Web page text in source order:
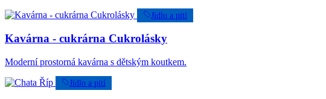
Jídlo a pití
Kavárna - cukrárna Cukrolásky
Moderní prostorná kavárna s dětským koutkem.
Jídlo a pití